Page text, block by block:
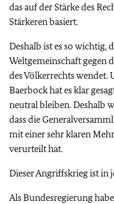
das auf der Stärke des
Stärkeren basiert.
Deshalb ist es so wichtig,
Weltgemeinschaft gegen
des Völkerrechts wendet.
Baerbock hat es klar
neutral bleiben. Deshalb
dass die
mit einer sehr klaren
verurteilt hat.
Dieser Angriffskrieg ist in
Als Bundesregierung